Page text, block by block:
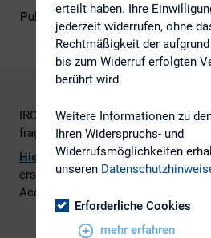
Publikationsform
IROs can leverage the trading desk
fragmenting markets​.
Hier
geht es zum gesamten Artikel
erschienen im IR Magazine Special
Access
erteilt haben. Ihre
jederzeit widerrufen, ohne
Rechtmäßigkeit der
bis zum Widerruf erfolgten
berührt wird.
Weitere Informationen zu
Ihren Widerspruchs- und
Widerrufsmöglichkeiten
unseren
Erforderliche Cookies
mehr erfahren